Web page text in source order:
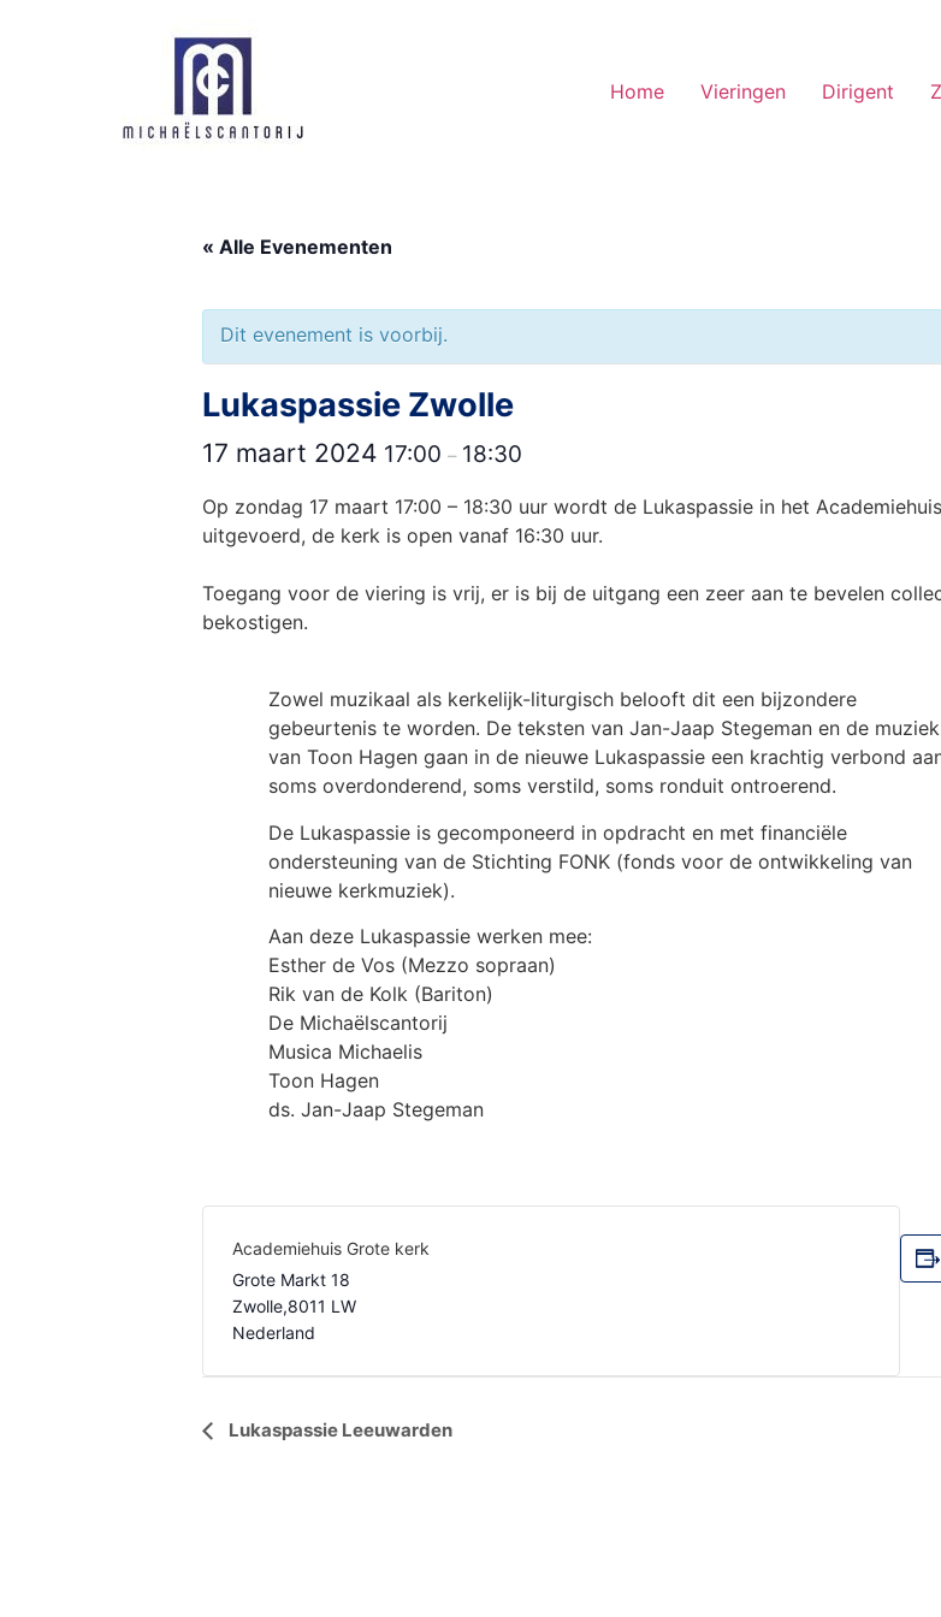
Home Vieringen Dirigent
« Alle Evenementen
Dit evenement is voorbij.
Lukaspassie Zwolle
17 maart 2024 17:00 – 18:30
Op zondag 17 maart 17:00 – 18:30 uur wordt de Lukaspassie in het
uitgevoerd, de kerk is open vanaf 16:30 uur.
Toegang voor de viering is vrij, er is bij de uitgang een zeer aan te bevelen
bekostigen.
Zowel muzikaal als kerkelijk-liturgisch belooft dit een bijzondere
gebeurtenis te worden. De teksten van Jan-Jaap Stegeman en de muziek
van Toon Hagen gaan in de nieuwe Lukaspassie een krachtig verbond
soms overdonderend, soms verstild, soms ronduit ontroerend.
De Lukaspassie is gecomponeerd in opdracht en met financiële
ondersteuning van de Stichting FONK (fonds voor de ontwikkeling van
nieuwe kerkmuziek).
Aan deze Lukaspassie werken mee:
Esther de Vos (Mezzo sopraan)
Rik van de Kolk (Bariton)
De Michaëlscantorij
Musica Michaelis
Toon Hagen
ds. Jan-Jaap Stegeman
Academiehuis Grote kerk
Grote Markt 18
Zwolle,8011 LW
Nederland
Evenement
Lukaspassie Leeuwarden